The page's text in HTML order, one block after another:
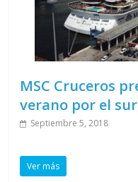
MSC Cruceros
verano por el
Septiembre 5, 2018
Ver más